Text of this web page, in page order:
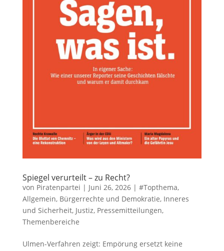
Spiegel verurteilt – zu Recht?
von Piratenpartei | Juni 26, 2026| #Topthema,
Allgemein, Bürgerrechte und Demokratie, Inneres
und Sicherheit, Justiz, Pressemitteilungen,
Themenbereiche
Ulmen-Verfahren zeigt: Empörung ersetzt keine